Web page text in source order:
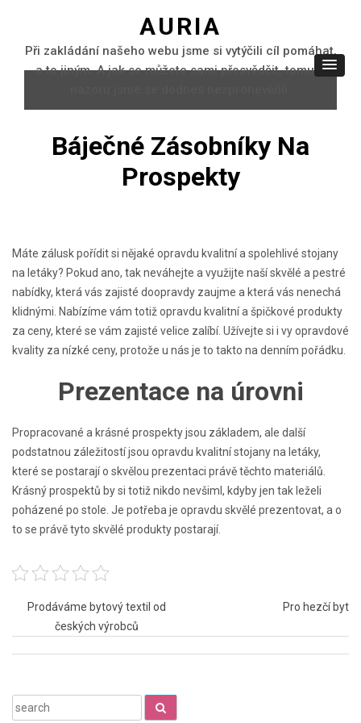
AURIA
Při zakládání našeho webu jsme si vytýčili cíl pomáhat,
a to jiným. A jak se můžete sami přesvědčit, tomuto
Báječné Zásobníky Na
Prospekty
Máte zálusk pořídit si nějaké opravdu kvalitní a spolehlivé stojany
na letáky? Pokud ano, tak neváhejte a využijte naší skvělé a pestré
nabídky, která vás zajisté doopravdy zaujme a která vás nenechá
klidnými. Nabízíme vám totiž opravdu kvalitní a špičkové produkty
za ceny, které se vám zajisté velice zalíbí. Užívejte si i vy opravdové
kvality za nízké ceny, protože u nás je to takto na denním pořádku.
Prezentace na úrovni
Propracované a krásné prospekty jsou základem, ale další
podstatnou záležitostí jsou opravdu kvalitní stojany na letáky,
které se postarají o skvělou prezentaci právě těchto materiálů.
Krásný prospektů by si totiž nikdo nevšiml, kdyby jen tak leželi
poházené po stole. Je potřeba je opravdu skvělé prezentovat, a o
to se právě tyto skvělé produkty postarají.
Navigace
pro
Prodáváme bytový textil od
českých výrobců
Pro hezčí byt
Search